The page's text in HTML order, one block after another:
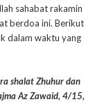
sahabat rakamin
berdoa ini. Berikut
dalam waktu yang
shalat Zhuhur dan
Az Zawaid, 4/15,